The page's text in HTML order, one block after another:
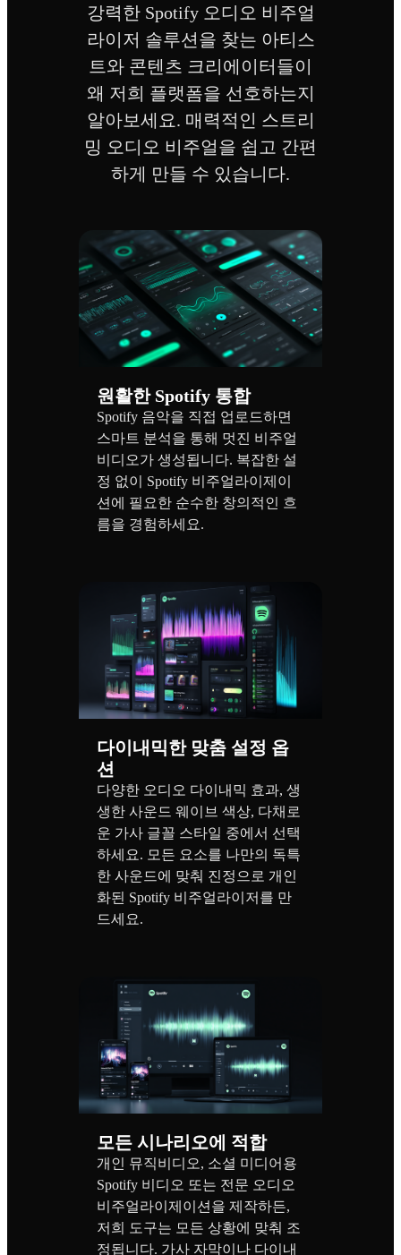
강력한 Spotify 오디오 비주얼
라이저 솔루션을 찾는 아티스
트와 콘텐츠 크리에이터들이
왜 저희 플랫폼을 선호하는지
알아보세요. 매력적인 스트리
밍 오디오 비주얼을 쉽고 간편
하게 만들 수 있습니다.
원활한 Spotify 통합
Spotify 음악을 직접 업로드하면
스마트 분석을 통해 멋진 비주얼
비디오가 생성됩니다. 복잡한 설
정 없이 Spotify 비주얼라이제이
션에 필요한 순수한 창의적인 흐
름을 경험하세요.
다이내믹한 맞춤 설정 옵
션
다양한 오디오 다이내믹 효과, 생
생한 사운드 웨이브 색상, 다채로
운 가사 글꼴 스타일 중에서 선택
하세요. 모든 요소를 나만의 독특
한 사운드에 맞춰 진정으로 개인
화된 Spotify 비주얼라이저를 만
드세요.
모든 시나리오에 적합
개인 뮤직비디오, 소셜 미디어용
Spotify 비디오 또는 전문 오디오
비주얼라이제이션을 제작하든,
저희 도구는 모든 상황에 맞춰 조
정됩니다. 가사 자막이나 다이내